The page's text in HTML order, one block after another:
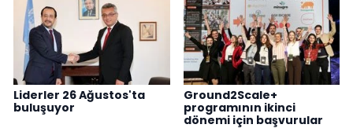
Liderler 26 Ağustos'ta
buluşuyor
Ground2Scale+
programının ikinci
dönemi için başvurular